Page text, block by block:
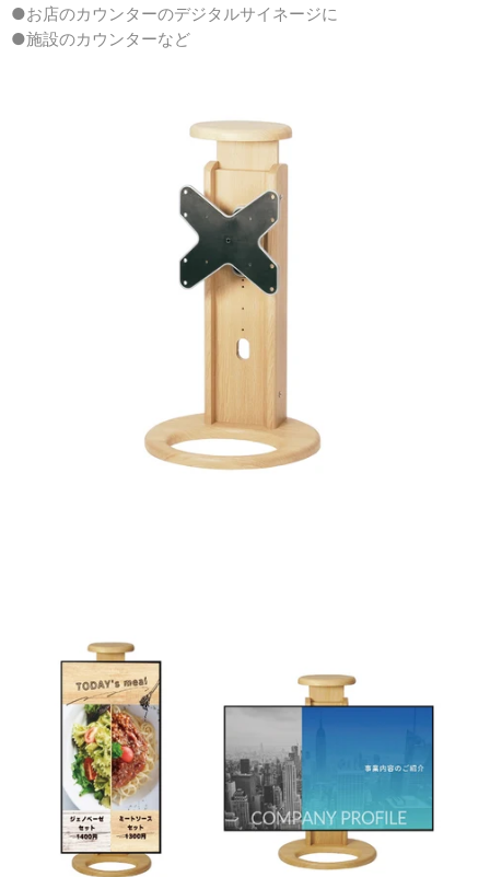
●お店のカウンターのデジタルサイネージに
●施設のカウンターなど